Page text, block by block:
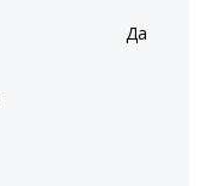
Да